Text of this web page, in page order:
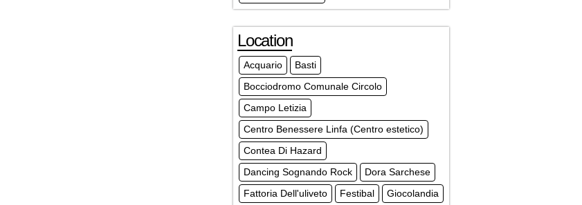
Location
Acquario
Basti
Bocciodromo Comunale Circolo
Campo Letizia
Centro Benessere Linfa (Centro estetico)
Contea Di Hazard
Dancing Sognando Rock
Dora Sarchese
Fattoria Dell'uliveto
Festibal
Giocolandia